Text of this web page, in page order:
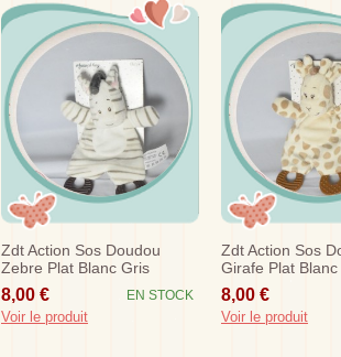
Zdt Action Sos Doudou
Zebre Plat Blanc Gris
Dentition
8,00 € EN STOCK
Voir le produit
Zdt Action Sos
Girafe Plat Blanc
Dentition
8,00 €
Voir le produit